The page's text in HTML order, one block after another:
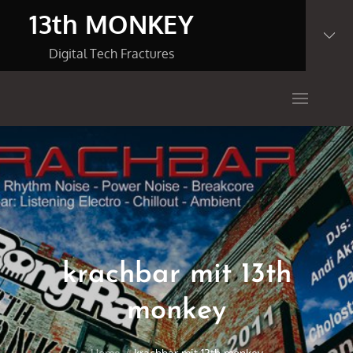
13th MONKEY
Digital Tech Fractures
krachbar mit 13th
monkey